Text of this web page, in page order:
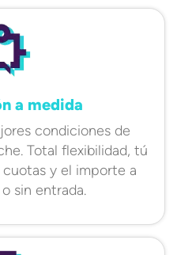
a medida
condiciones de
Total flexibilidad, tú
y el importe a
sin entrada.